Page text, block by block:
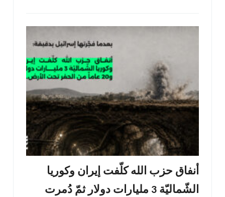
أنفاق حزب الله كلّفت إيران وكوريا
الشّماليّة 3 مليارات دولار ثمّ دُمرت